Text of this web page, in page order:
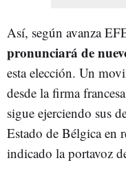
Así, según avanza
pronunciará de
esta elección. Un
desde la firma
sigue ejerciendo sus
Estado de Bélgica en
indicado la portavoz